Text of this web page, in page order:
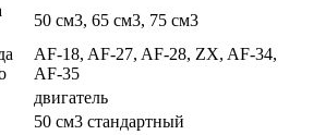
50 см3, 65 см3, 75 см3
AF-18, AF-27, AF-28, ZX, AF-34,
AF-35
двигатель
50 см3 стандартный